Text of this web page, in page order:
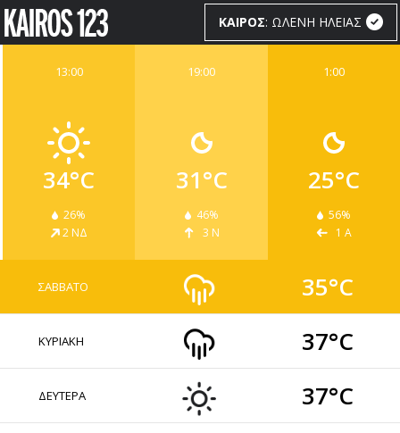
ΚΑΙΡΟΣ: ΩΛΕΝΗ ΗΛΕΙΑΣ
1:00
25°C
56%
1 Α
19:00
31°C
46%
3 Ν
13:00
34°C
26%
2 ΝΔ
ΣΑΒΒΑΤΟ 35°C
ΚΥΡΙΑΚΗ 37°C
ΔΕΥΤΕΡΑ 37°C